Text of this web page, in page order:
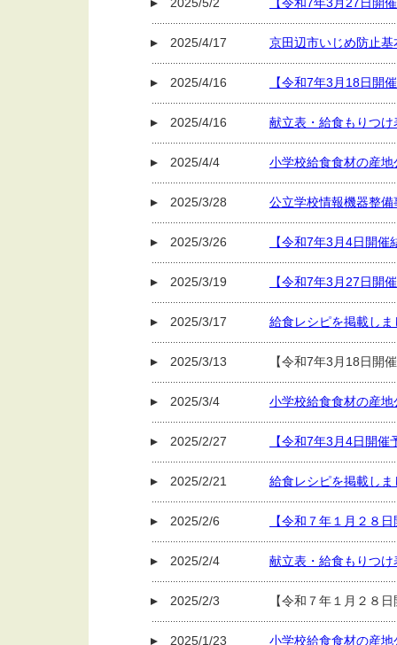
2025/5/2 【令和7年3月27日開
2025/4/17 京田辺市いじめ防止
2025/4/16 【令和7年3月18日開
2025/4/16 献立表・給食もりつ
2025/4/4 小学校給食食材の産
2025/3/28 公立学校情報機器整
2025/3/26 【令和7年3月4日開
2025/3/19 【令和7年3月27日開
2025/3/17 給食レシピを掲載しま
2025/3/13 【令和7年3月18日開
2025/3/4 小学校給食食材の産
2025/2/27 【令和7年3月4日開
2025/2/21 給食レシピを掲載しま
2025/2/6 【令和７年１月２８
2025/2/4 献立表・給食もりつ
2025/2/3 【令和７年１月２８
2025/1/23 小学校給食食材の産